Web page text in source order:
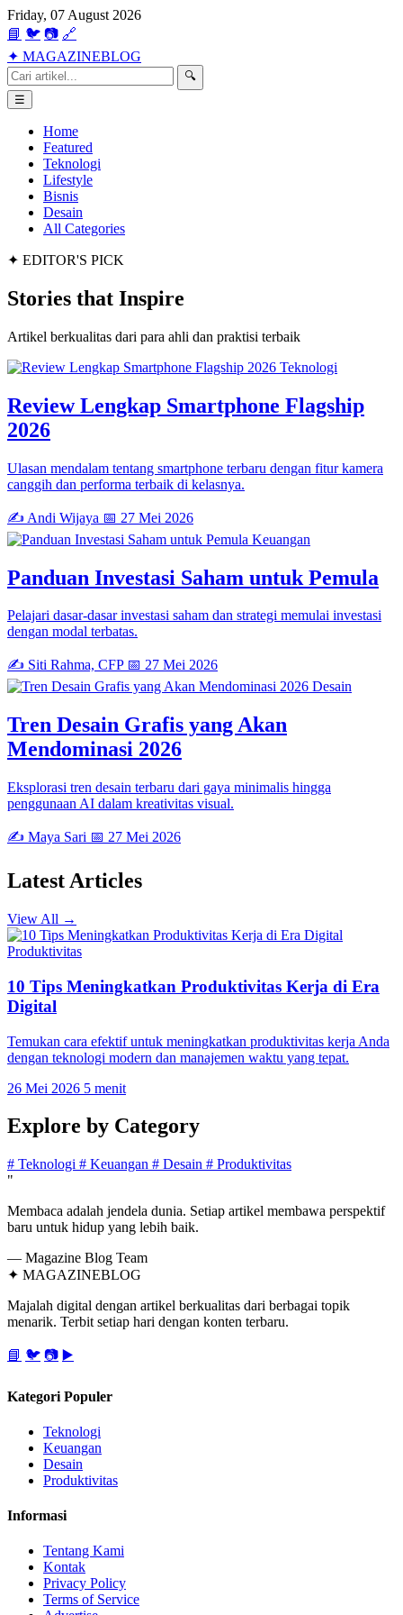
Friday, 07 August 2026
📘 🐦 📷 🔗
✦ MAGAZINEBLOG
🔍
☰
Home
Featured
Teknologi
Lifestyle
Bisnis
Desain
All Categories
✦ EDITOR'S PICK
Stories that Inspire
Artikel berkualitas dari para ahli dan praktisi terbaik
Teknologi
Review Lengkap Smartphone Flagship
2026
Ulasan mendalam tentang smartphone terbaru dengan fitur kamera
canggih dan performa terbaik di kelasnya.
✍️ Andi Wijaya 📅 27 Mei 2026
Keuangan
Panduan Investasi Saham untuk Pemula
Pelajari dasar-dasar investasi saham dan strategi memulai investasi
dengan modal terbatas.
✍️ Siti Rahma, CFP 📅 27 Mei 2026
Desain
Tren Desain Grafis yang Akan
Mendominasi 2026
Eksplorasi tren desain terbaru dari gaya minimalis hingga
penggunaan AI dalam kreativitas visual.
✍️ Maya Sari 📅 27 Mei 2026
Latest Articles
View All →
Produktivitas
10 Tips Meningkatkan Produktivitas Kerja di Era
Digital
Temukan cara efektif untuk meningkatkan produktivitas kerja Anda
dengan teknologi modern dan manajemen waktu yang tepat.
26 Mei 2026 5 menit
Explore by Category
# Teknologi # Keuangan # Desain # Produktivitas
"
Membaca adalah jendela dunia. Setiap artikel membawa perspektif
baru untuk hidup yang lebih baik.
— Magazine Blog Team
✦ MAGAZINEBLOG
Majalah digital dengan artikel berkualitas dari berbagai topik
menarik. Terbit setiap hari dengan konten terbaru.
📘 🐦 📷 ▶️
Kategori Populer
Teknologi
Keuangan
Desain
Produktivitas
Informasi
Tentang Kami
Kontak
Privacy Policy
Terms of Service